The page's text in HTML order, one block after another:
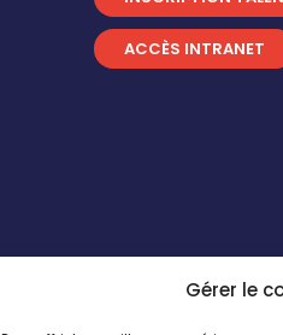
Gérer le
ACCÈS INTRANET